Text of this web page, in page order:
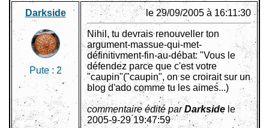
Darkside
Pute : 2
le 29/09/2005 à 16:11:30
Nihil, tu devrais renouveller ton
argument-massue-qui-met-
définitivment-fin-au-débat: "Vous le
défendez parce que c'est votre
"caupin"("caupin", on se croirait sur un
blog d'ado comme tu les aimes...)
commentaire édité parDarkside le
2005-9-29 19:47:59